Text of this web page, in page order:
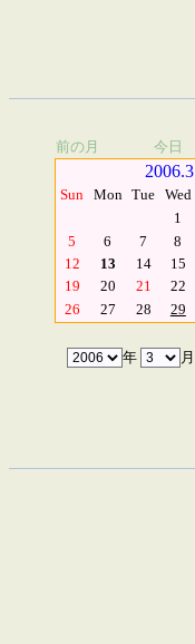
前の月 今日
2006.3
Sun Mon Tue Wed
1
5
6 7 8
12
13 14 15
19
20 21 22
26
27 28 29
年 月